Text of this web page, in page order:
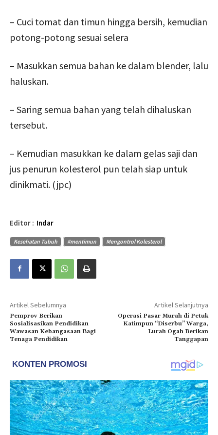
– Cuci tomat dan timun hingga bersih, kemudian
potong-potong sesuai selera
– Masukkan semua bahan ke dalam blender, lalu
haluskan.
– Saring semua bahan yang telah dihaluskan
tersebut.
– Kemudian masukkan ke dalam gelas saji dan
jus penurun kolesterol pun telah siap untuk
dinikmati. (jpc)
Editor : Indar
Kesehatan Tubuh #mentimun Mengontrol Kolesterol
Artikel Sebelumnya
Pemprov Berikan
Sosialisasikan Pendidikan
Wawasan Kebangasaan Bagi
Tenaga Pendidikan
Artikel Selanjutnya
Operasi Pasar Murah di Petuk
Katimpun “Diserbu” Warga,
Lurah Ogah Berikan
Tanggapan